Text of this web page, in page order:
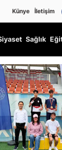
Künye İletişim
Sağlık
uğurladı